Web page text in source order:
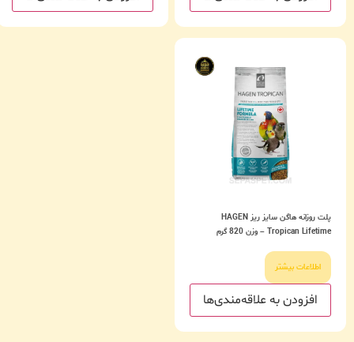
پلت روزانه هاگن سایز ریز HAGEN
Tropican Lifetime – وزن 820 گرم
اطلاعات بیشتر
افزودن به علاقه‌مندی‌ها